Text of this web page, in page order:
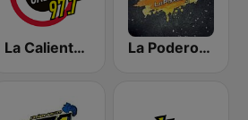
La Caliente 97.7 FM | San Luis Potosí La Poderosa 96.9 FM